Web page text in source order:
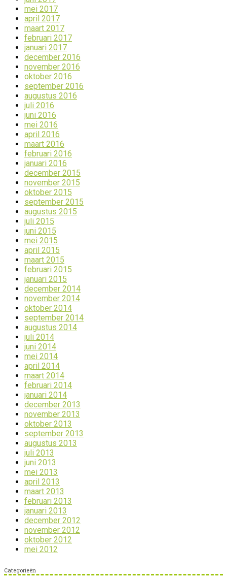
mei 2017
april 2017
maart 2017
februari 2017
januari 2017
december 2016
november 2016
oktober 2016
september 2016
augustus 2016
juli 2016
juni 2016
mei 2016
april 2016
maart 2016
februari 2016
januari 2016
december 2015
november 2015
oktober 2015
september 2015
augustus 2015
juli 2015
juni 2015
mei 2015
april 2015
maart 2015
februari 2015
januari 2015
december 2014
november 2014
oktober 2014
september 2014
augustus 2014
juli 2014
juni 2014
mei 2014
april 2014
maart 2014
februari 2014
januari 2014
december 2013
november 2013
oktober 2013
september 2013
augustus 2013
juli 2013
juni 2013
mei 2013
april 2013
maart 2013
februari 2013
januari 2013
december 2012
november 2012
oktober 2012
mei 2012
Categorieën